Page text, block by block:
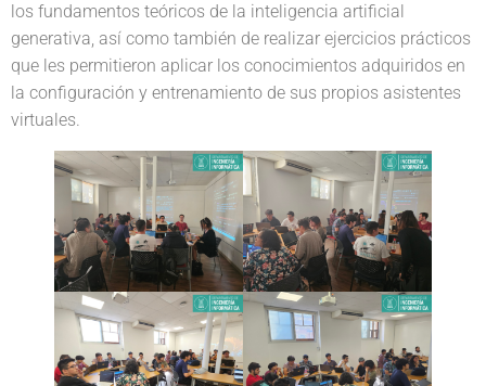
los fundamentos teóricos de la inteligencia artificial
generativa, así como también de realizar ejercicios prácticos
que les permitieron aplicar los conocimientos adquiridos en
la configuración y entrenamiento de sus propios asistentes
virtuales.